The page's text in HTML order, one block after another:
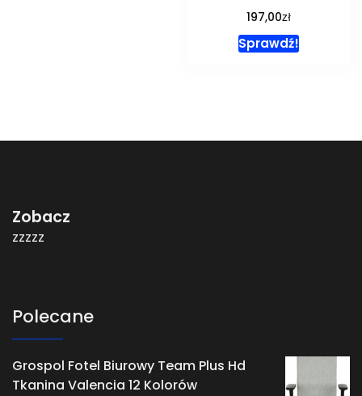
197,00zł
Sprawdź!
Zobacz
zzzzz
Polecane
Grospol Fotel Biurowy Team Plus Hd
Tkanina Valencia 12 Kolorów